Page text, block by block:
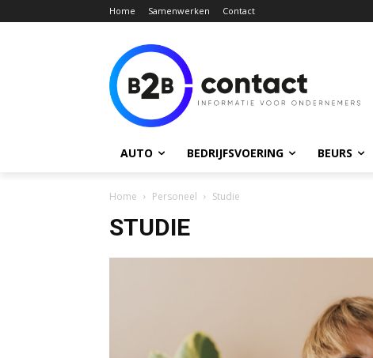
Home Samenwerken Contact
AUTO BEDRIJFSVOERING BEURS
Home Personeel Studie
STUDIE